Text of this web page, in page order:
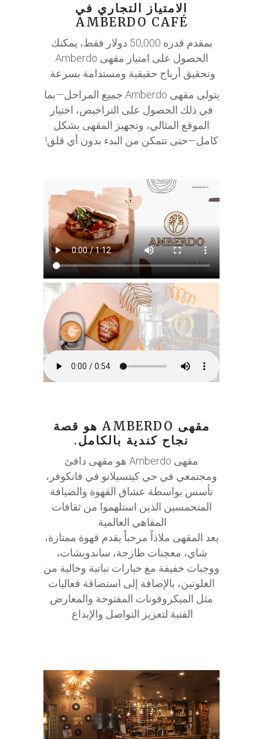
الامتياز التجاري في
AMBERDO CAFÉ
بمقدم قدره 50,000 دولار فقط، يمكنك
الحصول على امتياز مقهى Amberdo
وتحقيق أرباح حقيقية ومستدامة بسرعة.
يتولى مقهى Amberdo جميع المراحل—بما
في ذلك الحصول على التراخيص، اختيار
الموقع المثالي، وتجهيز المقهى بشكل
كامل—حتى تتمكن من البدء بدون أي قلق!
مقهى AMBERDO هو قصة
نجاح كندية بالكامل.
مقهى Amberdo هو مقهى دافئ
ومجتمعي في حي كيتسيلانو في فانكوفر،
تأسس بواسطة عشاق القهوة والضيافة
المتحمسين الذين استلهموا من ثقافات
المقاهي العالمية.
يعد المقهى ملاذاً مرحباً يقدم قهوة ممتازة،
شاي، معجنات طازجة، ساندويشات،
ووجبات خفيفة مع خيارات نباتية وخالية من
الغلوتين، بالإضافة إلى استضافة فعاليات
مثل الميكروفونات المفتوحة والمعارض
الفنية لتعزيز التواصل والإبداع.